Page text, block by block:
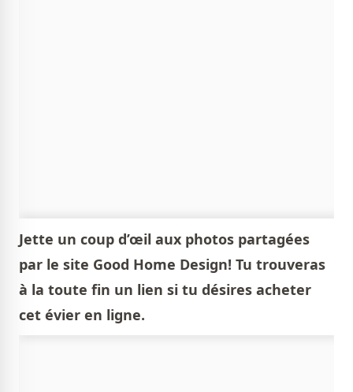
Jette un coup d’œil aux photos partagées
par le site Good Home Design! Tu trouveras
à la toute fin un lien si tu désires acheter
cet évier en ligne.